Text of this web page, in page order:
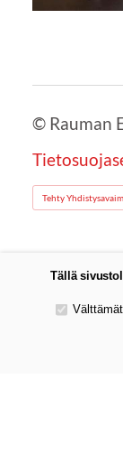
© Rauman
Tehty
Tällä
Valitse